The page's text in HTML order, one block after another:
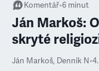
Komentář•6 minut
Ján Markoš:
skryté
Ján Markoš, Denník N•